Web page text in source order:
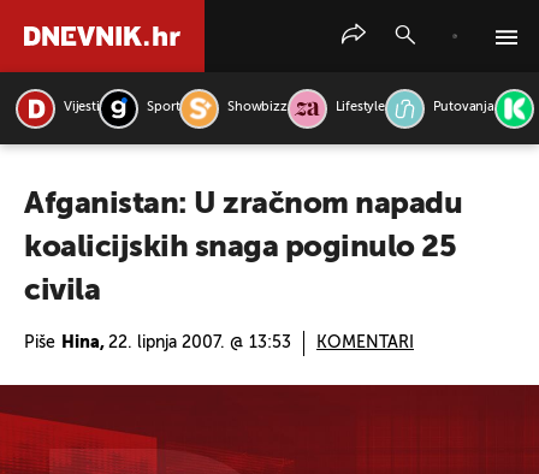
Vijesti Sport Showbizz Lifestyle Putovanja
Afganistan: U zračnom napadu
koalicijskih snaga poginulo 25
civila
Piše Hina, 22. lipnja 2007. @ 13:53 KOMENTARI
PRETRAŽITE VIJESTI